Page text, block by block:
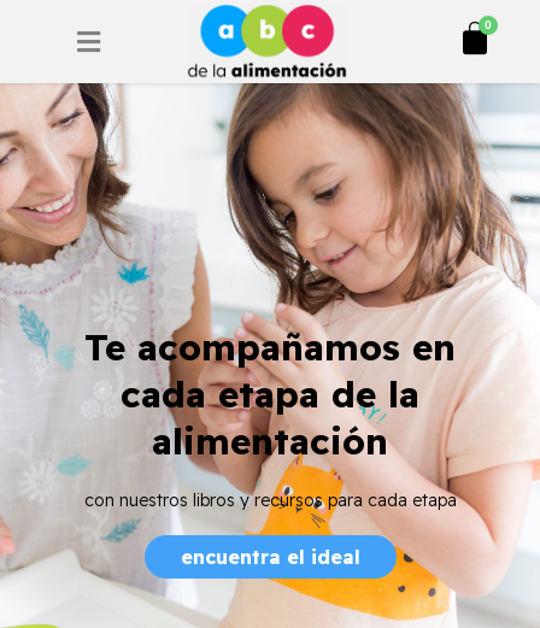
0
Cart
Te acompañamos en
cada etapa de la
alimentación
con nuestros libros y recursos para cada etapa
encuentra el ideal